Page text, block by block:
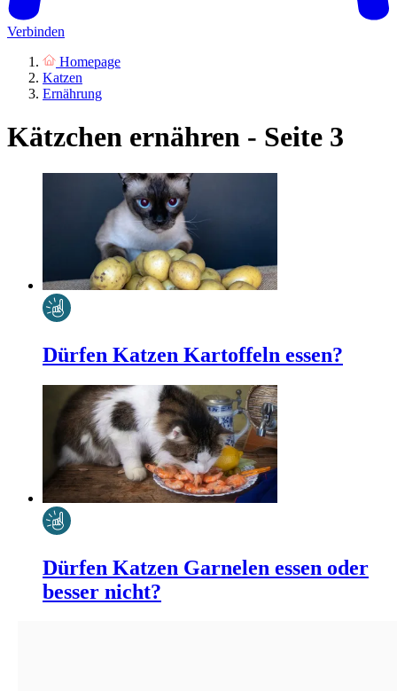
Verbinden
Homepage
Katzen
Ernährung
Kätzchen ernähren - Seite 3
Dürfen Katzen Kartoffeln essen?
Dürfen Katzen Garnelen essen oder
besser nicht?